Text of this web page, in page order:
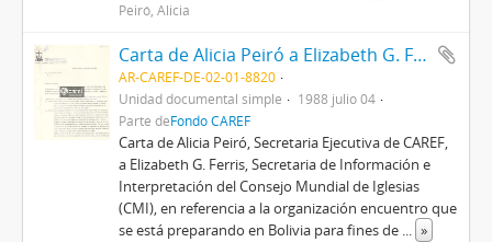
Peiró, Alicia
Carta de Alicia Peiró a Elizabeth G. Ferris
AR-CAREF-DE-02-01-8820
Unidad documental simple
1988 julio 04
Parte deFondo CAREF
Carta de Alicia Peiró, Secretaria Ejecutiva de CAREF,
a Elizabeth G. Ferris, Secretaria de Información e
Interpretación del Consejo Mundial de Iglesias
(CMI), en referencia a la organización encuentro que
se está preparando en Bolivia para fines de ... »